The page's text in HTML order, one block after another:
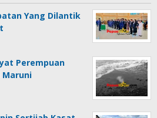
Yang Dilantik
Perempuan
Maruni